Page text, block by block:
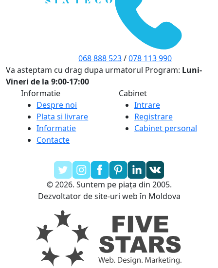
068 888 523/078 113 990
Va asteptam cu drag dupa urmatorul Program: Luni-
Vineri de la 9:00-17:00
Informatie
Despre noi
Plata si livrare
Informatie
Contacte
Cabinet
Intrare
Registrare
Cabinet personal
© 2026. Suntem pe piața din 2005.
Dezvoltator de site-uri web în Moldova